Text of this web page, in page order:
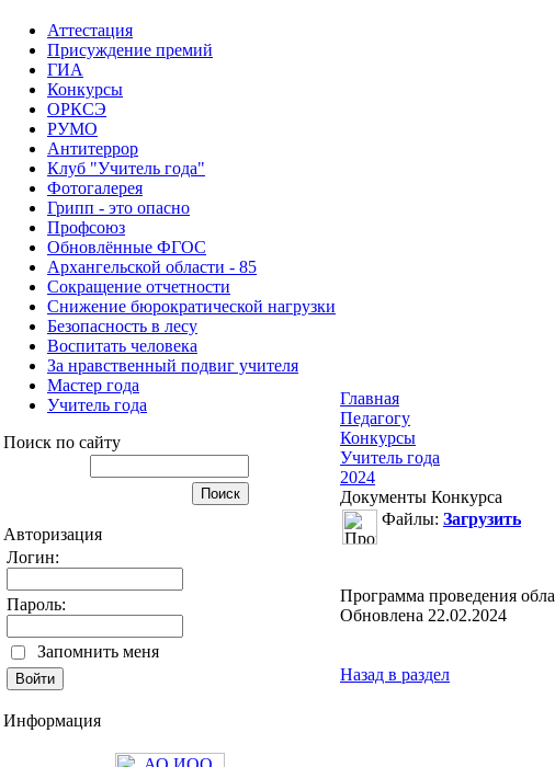
Аттестация
Присуждение премий
ГИА
Конкурсы
ОРКСЭ
РУМО
Антитеррор
Клуб "Учитель года"
Фотогалерея
Грипп - это опасно
Профсоюз
Обновлённые ФГОС
Архангельской области - 85
Сокращение отчетности
Снижение бюрократической нагрузки
Безопасность в лесу
Воспитать человека
За нравственный подвиг учителя
Мастер года
Учитель года
Поиск по сайту
Авторизация
Логин:
Пароль:
Запомнить меня
Информация
Главная
Педагогу
Конкурсы
Учитель года
2024
Документы Конкурса
Файлы: Загрузить
Программа проведения
Обновлена 22.02.2024
Назад в раздел